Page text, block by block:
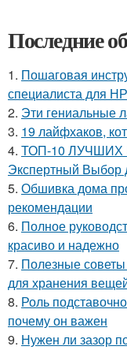
Последние
1. Пошаговая
специалиста для
2. Эти гениальные
3. 19 лайфхаков,
4. ТОП-10
Экспертный Выбор
5. Обшивка дома
рекомендации
6. Полное
красиво и надежно
7. Полезные
для хранения
8. Роль
почему он важен
9. Нужен ли зазор